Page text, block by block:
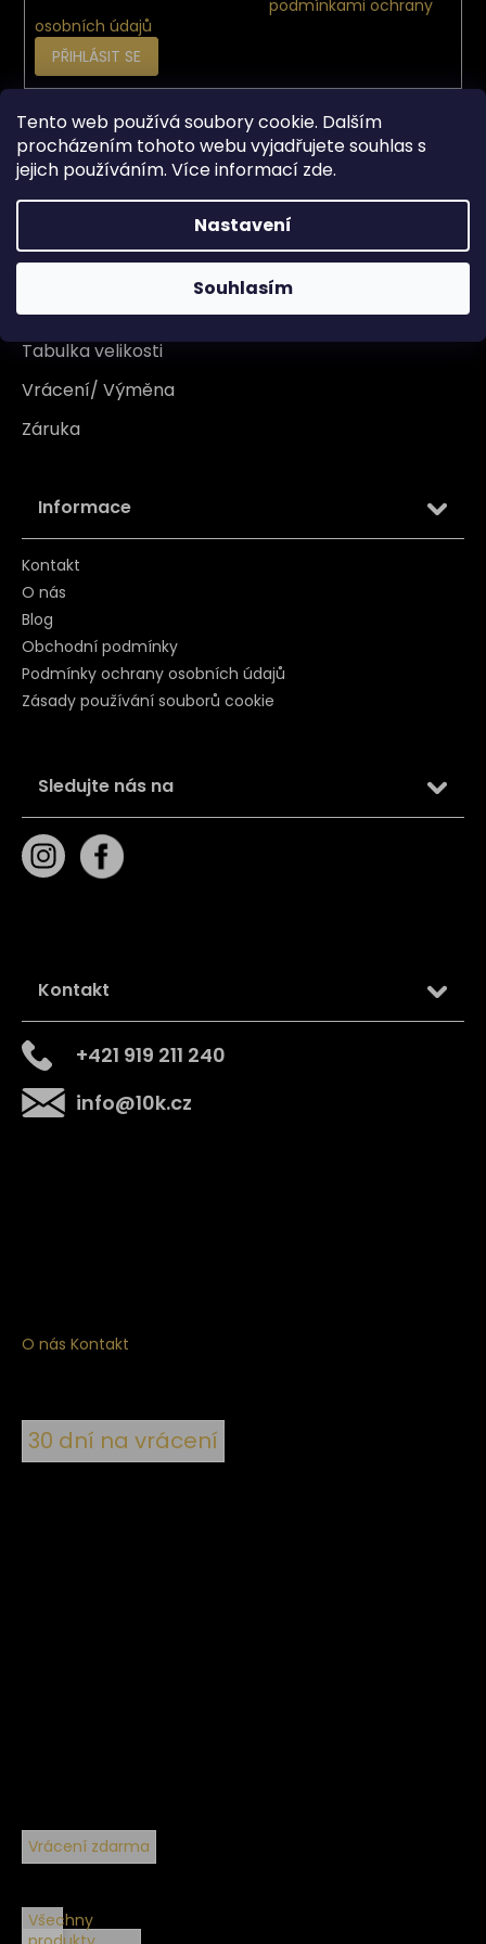
Tento web používá soubory cookie. Dalším
procházením tohoto webu vyjadřujete souhlas s
jejich používáním. Více informací zde.
Nastavení
Souhlasím
podmínkami ochrany
osobních údajů
PŘIHLÁSIT SE
Vše o nákupu
Doprava
Reklamace
Tabulka velikosti
Vrácení/ Výměna
Záruka
Informace
Kontakt
O nás
Blog
Obchodní podmínky
Podmínky ochrany osobních údajů
Zásady používání souborů cookie
Sledujte nás na
Kontakt
info@10k.cz
+421 919 211 240
O nás Kontakt
30 dní na vrácení
Vrácení zdarma
Všechny